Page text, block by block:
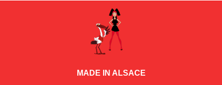
MADE IN ALSACE